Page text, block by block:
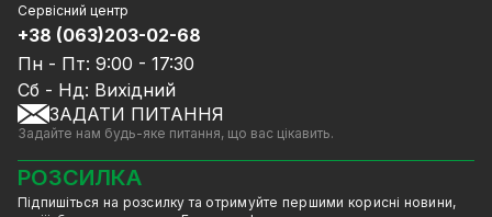
Мережеве обладнання
Ноутбуки та комп'ютери
Аксесуари
Акції
Знижені в ціні товари
GreenVision знижки
Мерч від GreenVision
Товари для дому
Договір публічної оферти
Співпраця
Послуги
Калькулятор розрахунку обсягу HDD
Сервісний центр
+38 (063)203-02-68
Пн - Пт: 9:00 - 17:30
Сб - Нд: Вихідний
ЗАДАТИ ПИТАННЯ
Задайте нам будь-яке питання, що вас цікавить.
РОЗСИЛКА
Підпишіться на розсилку та отримуйте першими корисні новини,